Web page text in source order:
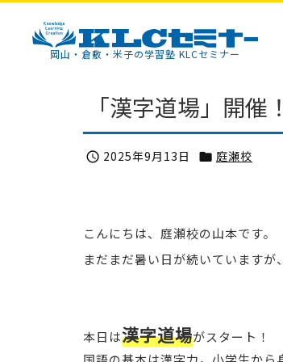
KLCセミナー岡山・倉敷・米子の学習塾 KLCセミナー
「漢字道場」開催！
 2025年9月13日  庭瀬校
こんにちは、庭瀬校の山本です。
まだまだ暑い日が続いていますが
本日は漢字道場がスタート！